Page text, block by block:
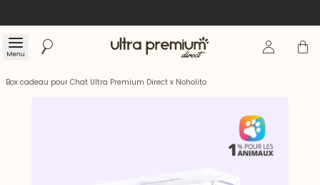
Menu Rechercher Accueil Se Panier
Box cadeau pour Chat Ultra Premium Direct x Noholito